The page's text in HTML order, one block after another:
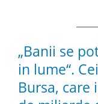
„Banii se
in lume“.
Bursa,